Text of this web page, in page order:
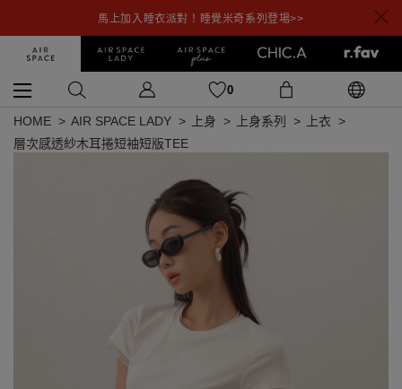
馬上加入睡衣派對！睡覺米奇系列登場>>
0
HOME AIR SPACE LADY 上身 上身系列
上衣
層次感透紗木耳捲短袖短版TEE